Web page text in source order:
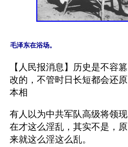
毛泽东在浴场。
【人民报消息】历史是不容篡
改的，不管时日长短都会还原
本相
有人以为中共军队高级将领现
在才这么淫乱，其实不是，原
来就这么淫这么乱。